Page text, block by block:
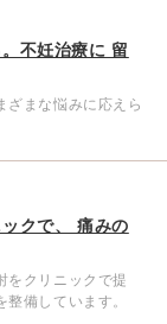
不妊治療に 留
ざまな悩みに応えら
クで、 痛みの
をクリニックで提
備しています。